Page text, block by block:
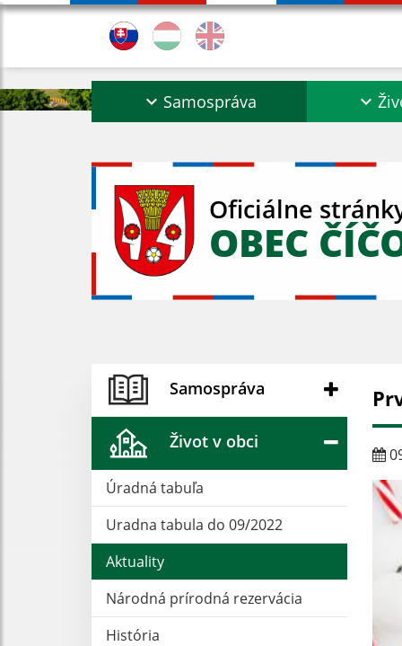
Samospráva
Oficiálne
OBEC
Samospráva
Život v obci
Úradná tabuľa
Uradna tabula do 09/2022
Aktuality
Národná prírodná rezervácia
História